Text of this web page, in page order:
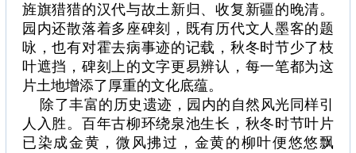
旌旗猎猎的汉代与故土新归、收复新疆的晚清。
园内还散落着多座碑刻，既有历代文人墨客的题
咏，也有对霍去病事迹的记载，秋冬时节少了枝
叶遮挡，碑刻上的文字更易辨认，每一笔都为这
片土地增添了厚重的文化底蕴。
除了丰富的历史遗迹，园内的自然风光同样引
人入胜。百年古柳环绕泉池生长，秋冬时节叶片
已染成金黄，微风拂过，金黄的柳叶便悠悠飘